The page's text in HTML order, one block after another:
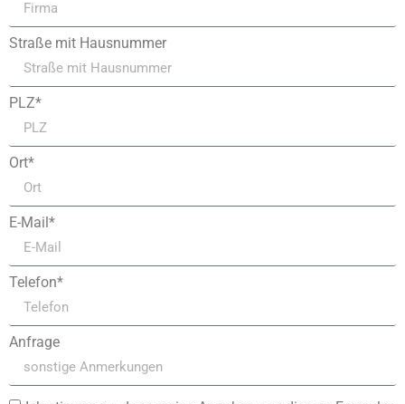
Straße mit Hausnummer
PLZ*
Ort*
E-Mail*
Telefon*
Anfrage